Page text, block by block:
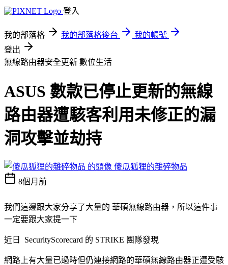
登入
我的部落格 我的部落格後台
我的帳號
登出
無線路由器安全更新 數位生活
ASUS 數款已停止更新的無線
路由器遭駭客利用未修正的漏
洞攻擊並劫持
傻瓜狐狸的雜碎物品
8個月前
我們這邊跟大家分享了大量的 華碩無線路由器，所以這件事
一定要跟大家提一下
近日 SecurityScorecard 的 STRIKE 團隊發現
網路上有大量已過時但仍連接網路的華碩無線路由器正遭受駭